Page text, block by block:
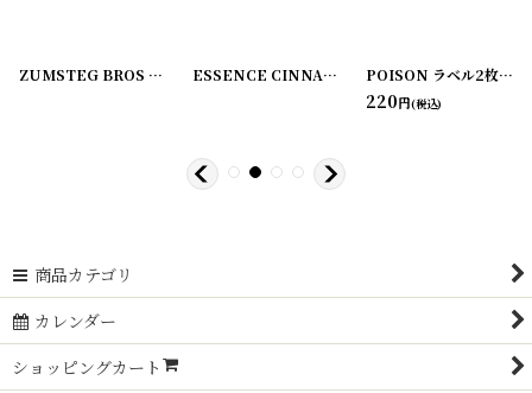
220107-2] 220107-3]
ZUMSTEG BROS ラベル2枚セット [ 220107-4]
ESSENCE CINNAMON ラベル2枚セット C.M. VAN FLEET POISON ラベル2枚セット ZUMSTEG BROS
220円(税込)
商品カテゴリ
カレンダー
ショッピングカート